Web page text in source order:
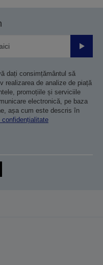
dați consimțământul să
realizarea de analize de piață
promoțiile și serviciile
electronică, pe baza
așa cum este descris în
confidențialitate